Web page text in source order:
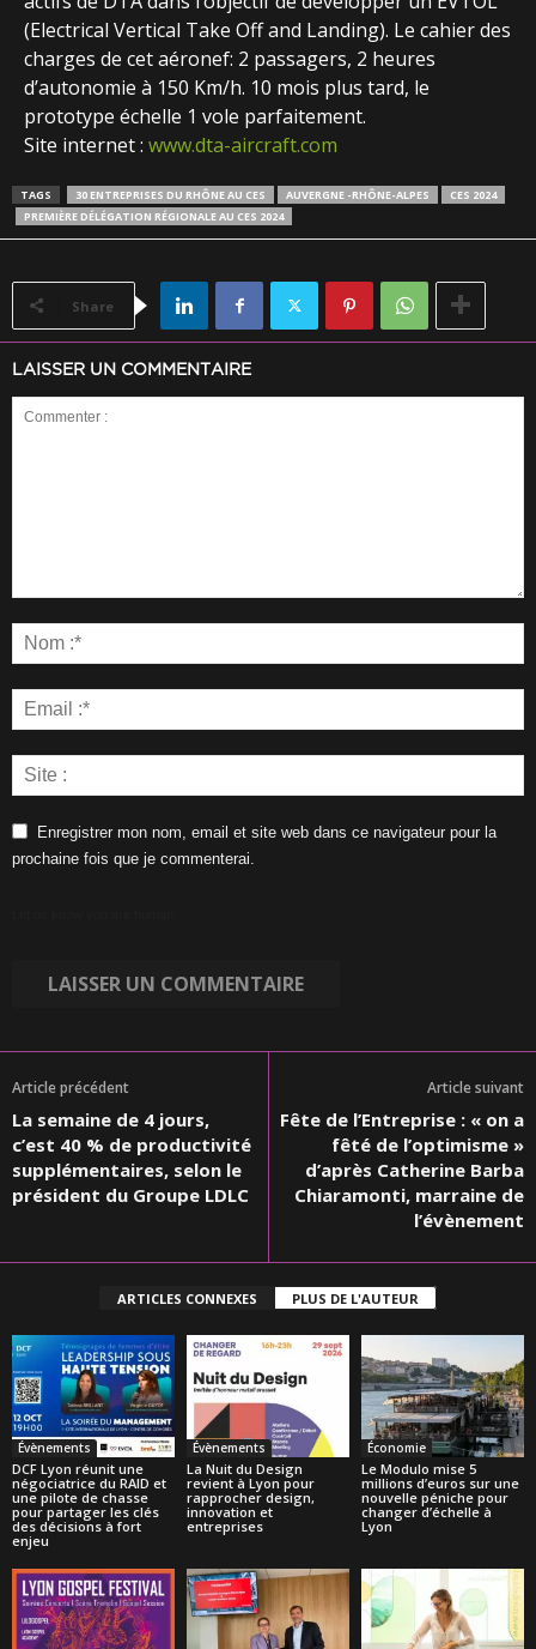
(Electrical Vertical Take Off and Landing). Le cahier des
charges de cet aéronef: 2 passagers, 2 heures
d’autonomie à 150 Km/h. 10 mois plus tard, le
prototype échelle 1 vole parfaitement.
Site internet : www.dta-aircraft.com
TAGS 30 ENTREPRISES DU RHÔNE AU CES AUVERGNE -RHÔNE-ALPES
CES 2024
PREMIÈRE DÉLÉGATION RÉGIONALE AU CES 2024
Share
LAISSER UN COMMENTAIRE
Enregistrer mon nom, email et site web dans ce navigateur pour la
prochaine fois que je commenterai.
Article précédent
La semaine de 4 jours,
c’est 40 % de productivité
supplémentaires, selon le
président du Groupe LDLC
Article suivant
Fête de l’Entreprise : « on a
fêté de l’optimisme »
d’après Catherine Barba
Chiaramonti, marraine de
l’évènement
ARTICLES CONNEXES PLUS DE L'AUTEUR
Évènements
DCF Lyon réunit une
négociatrice du RAID et
une pilote de chasse
pour partager les clés
des décisions à fort
enjeu
Évènements
La Nuit du Design
revient à Lyon pour
rapprocher design,
innovation et
entreprises
Économie
Le Modulo mise 5
millions d’euros sur une
nouvelle péniche pour
changer d’échelle à
Lyon